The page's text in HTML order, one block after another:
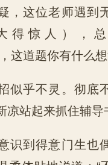
，这位老师遇到
得惊人），
这道题你有什么
似乎不灵。彻底
凉站起来抓住辅导
识到得意门生也